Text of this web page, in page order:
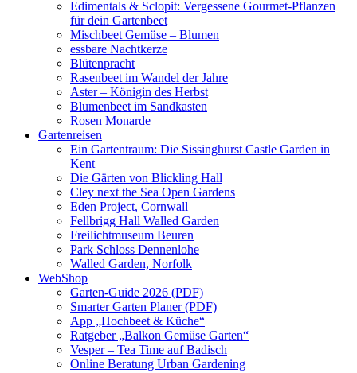
Edimentals & Sclopit: Vergessene Gourmet-Pflanzen
für dein Gartenbeet
Mischbeet Gemüse – Blumen
essbare Nachtkerze
Blütenpracht
Rasenbeet im Wandel der Jahre
Aster – Königin des Herbst
Blumenbeet im Sandkasten
Rosen Monarde
Gartenreisen
Ein Gartentraum: Die Sissinghurst Castle Garden in
Kent
Die Gärten von Blickling Hall
Cley next the Sea Open Gardens
Eden Project, Cornwall
Fellbrigg Hall Walled Garden
Freilichtmuseum Beuren
Park Schloss Dennenlohe
Walled Garden, Norfolk
WebShop
Garten-Guide 2026 (PDF)
Smarter Garten Planer (PDF)
App „Hochbeet & Küche“
Ratgeber „Balkon Gemüse Garten“
Vesper – Tea Time auf Badisch
Online Beratung Urban Gardening